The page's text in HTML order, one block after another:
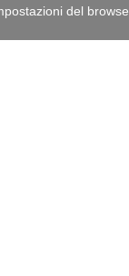
del